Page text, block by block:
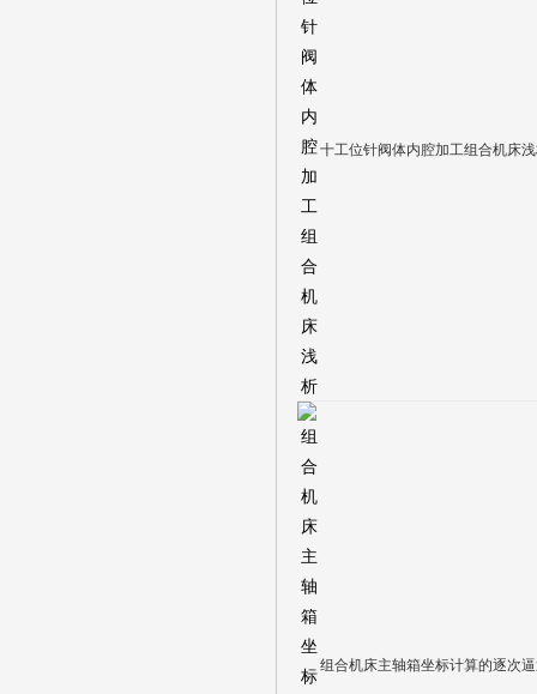
十工位针阀体内腔加工组合机床
组合机床主轴箱坐标计算的逐次